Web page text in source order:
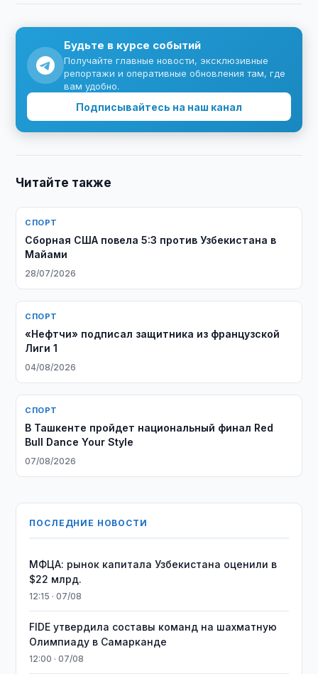
Будьте в курсе событий
Получайте главные новости, эксклюзивные
репортажи и оперативные обновления там, где
вам удобно.
Подписывайтесь на наш канал
Читайте также
СПОРТ
Сборная США повела 5:3 против Узбекистана в
Майами
28/07/2026
СПОРТ
«Нефтчи» подписал защитника из французской
Лиги 1
04/08/2026
СПОРТ
В Ташкенте пройдет национальный финал Red
Bull Dance Your Style
07/08/2026
ПОСЛЕДНИЕ НОВОСТИ
МФЦА: рынок капитала Узбекистана оценили в
$22 млрд.
12:15 · 07/08
FIDE утвердила составы команд на шахматную
Олимпиаду в Самарканде
12:00 · 07/08